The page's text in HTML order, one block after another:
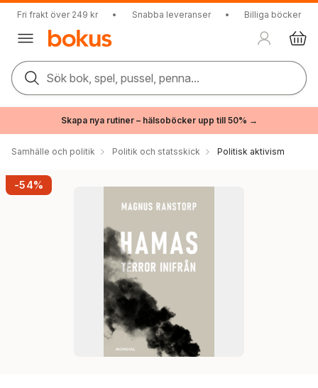
Fri frakt över 249 kr • Snabba leveranser • Billiga böcker
Sök bok, spel, pussel, penna...
Skapa nya rutiner – hälsoböcker upp till 50% →
Samhälle och politik Politik och statsskick Politisk aktivism
-54%